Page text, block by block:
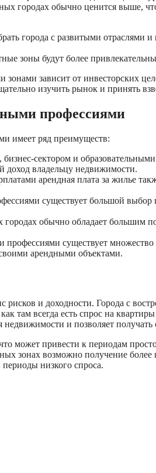
городах обычно ценится выше,
города с развитыми отраслями
зоны будут более
зависит от инвесторских
изучить рынок и принять
профессиями
имеет ряд преимуществ:
сектором и
доход владельцу недвижимости.
арендная плата за жилье
существует большой выбор
обычно обладает большим
существует
арендными объектами.
рисков и доходности. Города с
там всегда есть спрос на квартиры
и позволяет получать
может привести к периодам
зонах возможно получение более
низкого спроса.